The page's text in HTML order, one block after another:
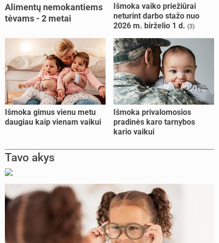
Alimentų nemokantiems
tėvams - 2 metai
Išmoka vaiko priežiūrai
neturint darbo stažo nuo
2026 m. birželio 1 d. (3)
Išmoka gimus vienu metu
daugiau kaip vienam vaikui
Išmoka privalomosios
pradinės karo tarnybos
kario vaikui
Tavo akys